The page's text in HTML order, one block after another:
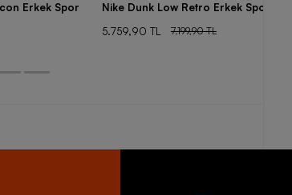
Erkek Spor
Nike Dunk Low Retro Erkek Spor
5.759,90 TL
7.199,90 TL